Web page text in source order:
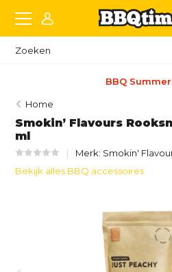
BBQ
Home
Smokin’ Flavours
ml
Merk: Smokin'
Bekijk alles BBQ accessoires